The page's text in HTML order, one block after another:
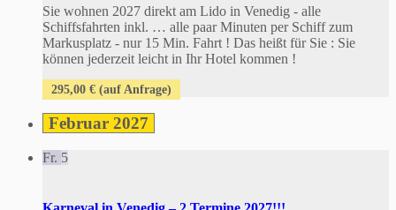
Sie wohnen 2027 direkt am Lido in Venedig - alle
Schiffsfahrten inkl. … alle paar Minuten per Schiff zum
Markusplatz - nur 15 Min. Fahrt ! Das heißt für Sie : Sie
können jederzeit leicht in Ihr Hotel kommen !
295,00 € (auf Anfrage)
Februar 2027
Fr. 5